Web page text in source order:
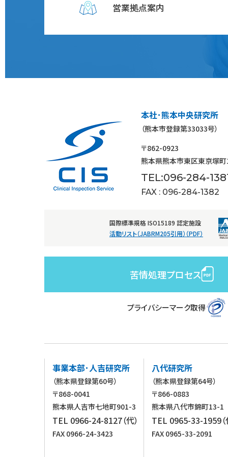
営業拠点案内
本社･熊本中央研究所
（熊本市登録第33033号）
〒862-0923
熊本県熊本市東区東京塚
TEL:096-284-
FAX : 096-284-1382
国際標準規格 ISO15189 認定施設
活動リスト（JABRM205引用）（PDF）
苦情処理プロセス
プライバシーマーク取得
事業本部･人吉研究所
（熊本県登録第60号）
〒868-0041
熊本県人吉市七地町901-3
TEL 0966-24-8127（代）
FAX 0966-24-3423
八代研究所
（熊本県登録第64号）
〒866-0883
熊本県八代市錦町13-1
TEL 0965-33-1959（
FAX 0965-33-2091